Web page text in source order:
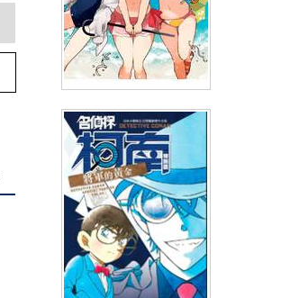
魔術學姐(05)
NT$130 90折 NT$117 (USD